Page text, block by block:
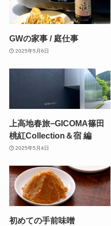
GWの家事 / 庭仕事
2025年5月6日
上高地春旅−GICOMA篠田
桃紅Collection＆宿 編
2025年5月4日
初めての手前味噌